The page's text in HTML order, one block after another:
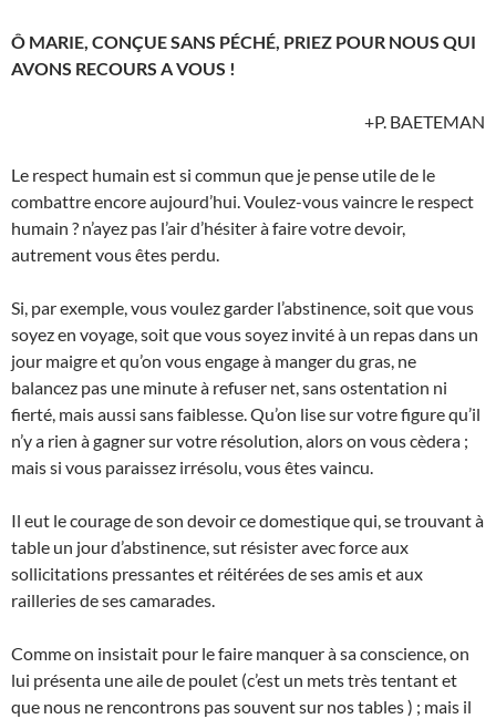
Ô MARIE, CONÇUE SANS PÉCHÉ, PRIEZ POUR NOUS QUI
AVONS RECOURS A VOUS !
+P. BAETEMAN
Le respect humain est si commun que je pense utile de le
combattre encore aujourd’hui. Voulez-vous vaincre le respect
humain ? n’ayez pas l’air d’hésiter à faire votre devoir,
autrement vous êtes perdu.
Si, par exemple, vous voulez garder l’abstinence, soit que vous
soyez en voyage, soit que vous soyez invité à un repas dans un
jour maigre et qu’on vous engage à manger du gras, ne
balancez pas une minute à refuser net, sans ostentation ni
fierté, mais aussi sans faiblesse. Qu’on lise sur votre figure qu’il
n’y a rien à gagner sur votre résolution, alors on vous cèdera ;
mais si vous paraissez irrésolu, vous êtes vaincu.
Il eut le courage de son devoir ce domestique qui, se trouvant à
table un jour d’abstinence, sut résister avec force aux
sollicitations pressantes et réitérées de ses amis et aux
railleries de ses camarades.
Comme on insistait pour le faire manquer à sa conscience, on
lui présenta une aile de poulet (c’est un mets très tentant et
que nous ne rencontrons pas souvent sur nos tables ) ; mais il